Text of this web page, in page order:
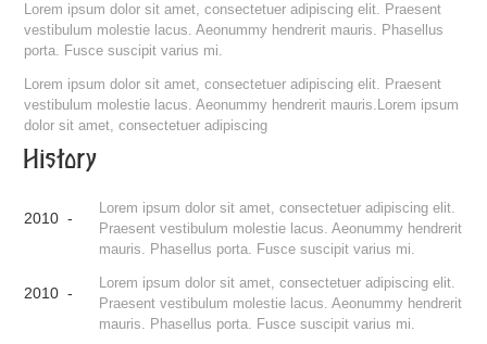
Lorem ipsum dolor sit amet, consectetuer adipiscing elit. Praesent
vestibulum molestie lacus. Aeonummy hendrerit mauris. Phasellus
porta. Fusce suscipit varius mi.
Lorem ipsum dolor sit amet, consectetuer adipiscing elit. Praesent
vestibulum molestie lacus. Aeonummy hendrerit mauris.Lorem ipsum
dolor sit amet, consectetuer adipiscing
History
2010 -
Lorem ipsum dolor sit amet, consectetuer adipiscing elit.
Praesent vestibulum molestie lacus. Aeonummy hendrerit
mauris. Phasellus porta. Fusce suscipit varius mi.
2010 -
Lorem ipsum dolor sit amet, consectetuer adipiscing elit.
Praesent vestibulum molestie lacus. Aeonummy hendrerit
mauris. Phasellus porta. Fusce suscipit varius mi.